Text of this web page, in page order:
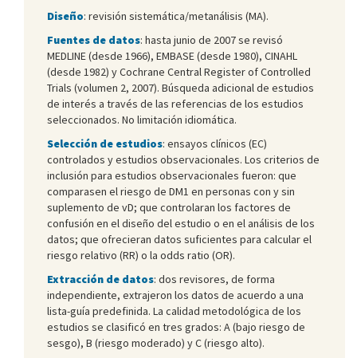
Diseño: revisión sistemática/metanálisis (MA).
Fuentes de datos: hasta junio de 2007 se revisó
MEDLINE (desde 1966), EMBASE (desde 1980), CINAHL
(desde 1982) y Cochrane Central Register of Controlled
Trials (volumen 2, 2007). Búsqueda adicional de estudios
de interés a través de las referencias de los estudios
seleccionados. No limitación idiomática.
Selección de estudios: ensayos clínicos (EC)
controlados y estudios observacionales. Los criterios de
inclusión para estudios observacionales fueron: que
comparasen el riesgo de DM1 en personas con y sin
suplemento de vD; que controlaran los factores de
confusión en el diseño del estudio o en el análisis de los
datos; que ofrecieran datos suficientes para calcular el
riesgo relativo (RR) o la odds ratio (OR).
Extracción de datos: dos revisores, de forma
independiente, extrajeron los datos de acuerdo a una
lista-guía predefinida. La calidad metodológica de los
estudios se clasificó en tres grados: A (bajo riesgo de
sesgo), B (riesgo moderado) y C (riesgo alto).